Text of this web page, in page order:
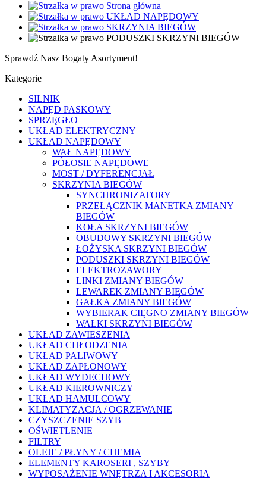
Strona główna
UKŁAD NAPĘDOWY
SKRZYNIA BIEGÓW
PODUSZKI SKRZYNI BIEGÓW
Sprawdź Nasz Bogaty Asortyment!
Kategorie
SILNIK
NAPĘD PASKOWY
SPRZĘGŁO
UKŁAD ELEKTRYCZNY
UKŁAD NAPĘDOWY
WAŁ NAPĘDOWY
PÓŁOSIE NAPĘDOWE
MOST / DYFERENCJAŁ
SKRZYNIA BIEGÓW
SYNCHRONIZATORY
PRZEŁĄCZNIK MANETKA ZMIANY
BIEGÓW
KOŁA SKRZYNI BIEGÓW
OBUDOWY SKRZYNI BIEGÓW
ŁOŻYSKA SKRZYNI BIEGÓW
PODUSZKI SKRZYNI BIEGÓW
ELEKTROZAWORY
LINKI ZMIANY BIEGÓW
LEWAREK ZMIANY BIEGÓW
GAŁKA ZMIANY BIEGÓW
WYBIERAK CIĘGNO ZMIANY BIEGÓW
WAŁKI SKRZYNI BIEGÓW
UKŁAD ZAWIESZENIA
UKŁAD CHŁODZENIA
UKŁAD PALIWOWY
UKŁAD ZAPŁONOWY
UKŁAD WYDECHOWY
UKŁAD KIEROWNICZY
UKŁAD HAMULCOWY
KLIMATYZACJA / OGRZEWANIE
CZYSZCZENIE SZYB
OŚWIETLENIE
FILTRY
OLEJE / PŁYNY / CHEMIA
ELEMENTY KAROSERI , SZYBY
WYPOSAŻENIE WNĘTRZA I AKCESORIA